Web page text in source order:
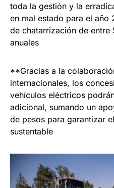
toda la gestión y la
en mal estado para el año
de chatarrización de
anuales
**Gracias a la
internacionales, los
vehículos eléctricos
adicional, sumando un
de pesos para garantizar
sustentable